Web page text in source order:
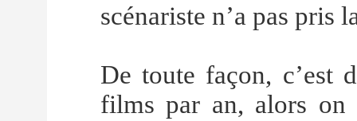
scénariste n’a pas pris
De toute façon, c’est
films par an, alors on